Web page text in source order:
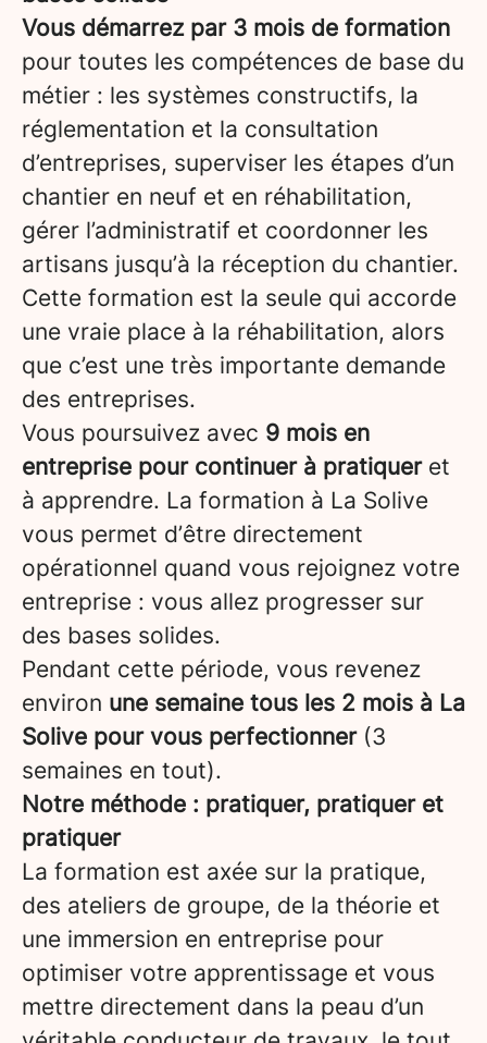
Vous démarrez par 3 mois de formation
pour toutes les compétences de base du
métier : les systèmes constructifs, la
réglementation et la consultation
d’entreprises, superviser les étapes d’un
chantier en neuf et en réhabilitation,
gérer l’administratif et coordonner les
artisans jusqu’à la réception du chantier.
Cette formation est la seule qui accorde
une vraie place à la réhabilitation, alors
que c’est une très importante demande
des entreprises.
Vous poursuivez avec 9 mois en
entreprise pour continuer à pratiqueret
à apprendre. La formation à La Solive
vous permet d’être directement
opérationnel quand vous rejoignez votre
entreprise : vous allez progresser sur
des bases solides.
Pendant cette période, vous revenez
environ une semaine tous les 2 mois à La
Solive pour vous perfectionner(3
semaines en tout).
Notre méthode : pratiquer, pratiquer et
pratiquer
La formation est axée sur la pratique,
des ateliers de groupe, de la théorie et
une immersion en entreprise pour
optimiser votre apprentissage et vous
mettre directement dans la peau d’un